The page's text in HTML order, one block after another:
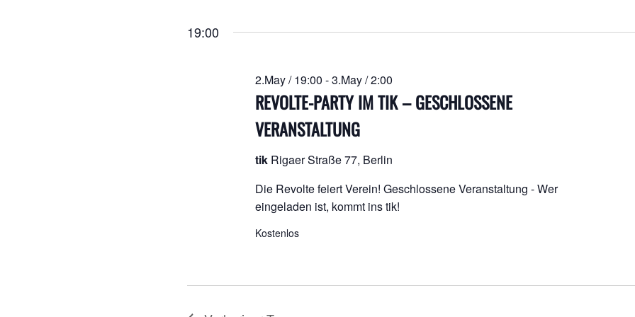
FÜR
2026
wählen.
19:00
REVOLTE-PARTY IM TIK – GESCHLOSSENE
VERANSTALTUNG
2.May / 19:00 -3.May / 2:00
tik Rigaer Straße 77, Berlin
Die Revolte feiert Verein! Geschlossene Veranstaltung - Wer
eingeladen ist, kommt ins tik!
Kostenlos